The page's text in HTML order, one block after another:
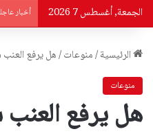
الجمعة, أغسطس 7 2026 أخبار
الرئيسية/منوعات/هل يرفع
منوعات
هل يرفع